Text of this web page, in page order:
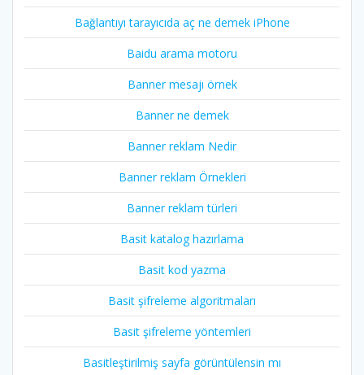
Bağlantıyı tarayıcıda aç ne demek iPhone
Baidu arama motoru
Banner mesajı örnek
Banner ne demek
Banner reklam Nedir
Banner reklam Örnekleri
Banner reklam türleri
Basit katalog hazırlama
Basit kod yazma
Basit şifreleme algoritmaları
Basit şifreleme yöntemleri
Basitleştirilmiş sayfa görüntülensin mı